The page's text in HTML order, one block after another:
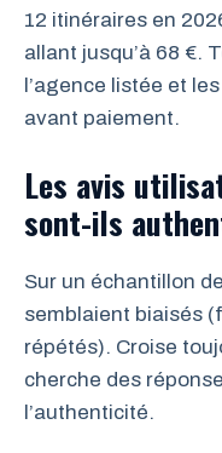
12 itinéraires en
allant jusqu’à 68 €.
l’agence listée et
avant paiement.
Les avis
sont-ils
Sur un échantillon
semblaient biaisés
répétés). Croise
cherche des
l’authenticité.